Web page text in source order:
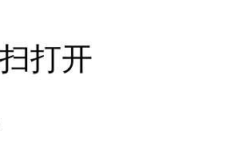
打开